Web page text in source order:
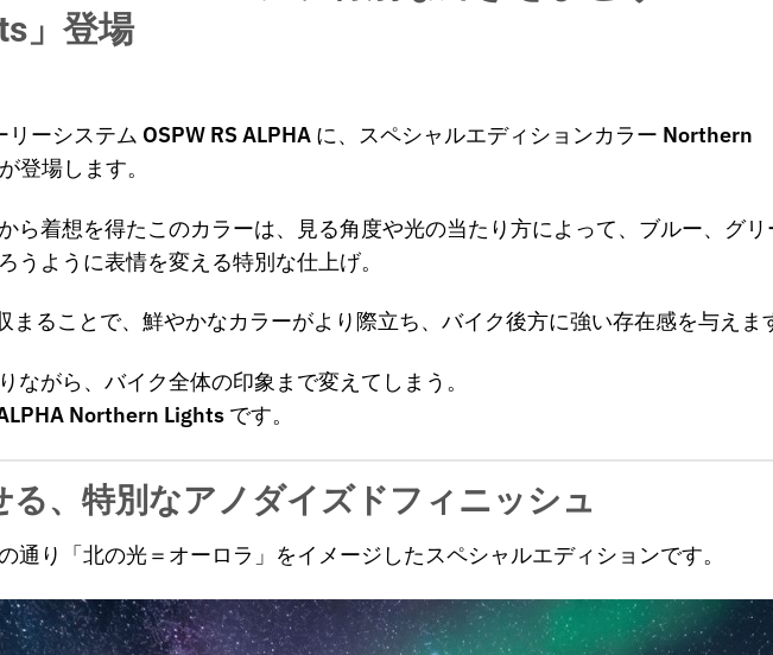
」登場
リーシステム OSPW RS ALPHA に、スペシャルエディションカラー Northern
登場します。
ら着想を得たこのカラーは、見る角度や光の当たり方によって、ブルー、グリ
うように表情を変える特別な仕上げ。
まることで、鮮やかなカラーがより際立ち、バイク後方に強い存在感を与えま
ながら、バイク全体の印象まで変えてしまう。
Northern Lights です。
る、特別なアノダイズドフィニッシュ
通り「北の光＝オーロラ」をイメージしたスペシャルエディションです。